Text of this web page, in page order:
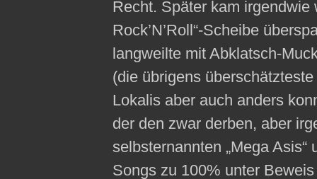
Recht. Später kam irgendwie
Rock’N’Roll“-Scheibe
langweilte mit Abklatsch-
(die übrigens
Lokalis aber auch anders
der den zwar derben, aber
selbsternannten „Mega
Songs zu 100% unter